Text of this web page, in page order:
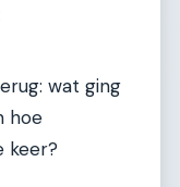
wat ging
hoe
keer?